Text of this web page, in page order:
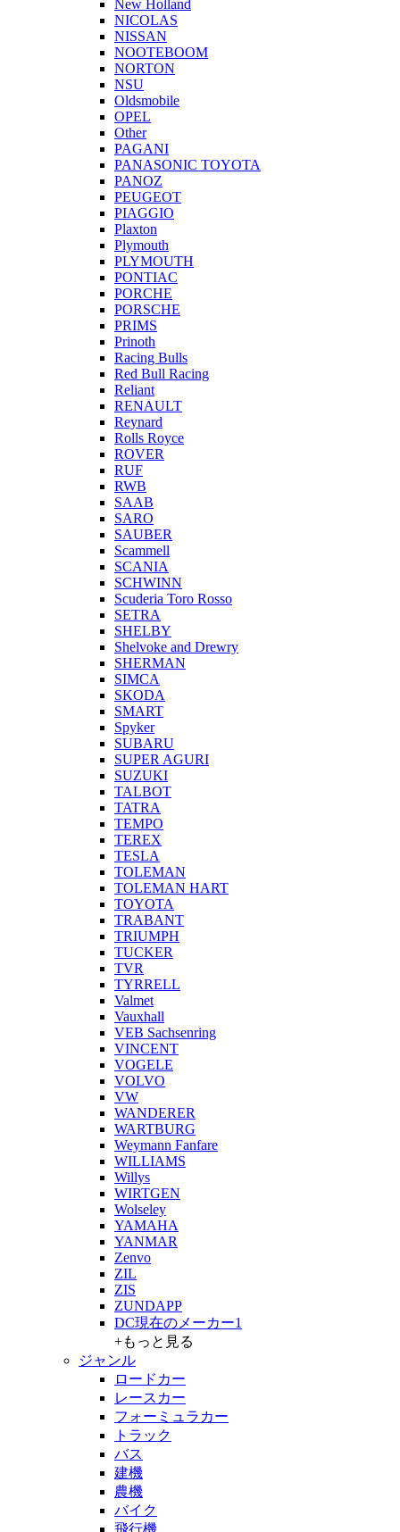
New Holland
NICOLAS
NISSAN
NOOTEBOOM
NORTON
NSU
Oldsmobile
OPEL
Other
PAGANI
PANASONIC TOYOTA
PANOZ
PEUGEOT
PIAGGIO
Plaxton
Plymouth
PLYMOUTH
PONTIAC
PORCHE
PORSCHE
PRIMS
Prinoth
Racing Bulls
Red Bull Racing
Reliant
RENAULT
Reynard
Rolls Royce
ROVER
RUF
RWB
SAAB
SARO
SAUBER
Scammell
SCANIA
SCHWINN
Scuderia Toro Rosso
SETRA
SHELBY
Shelvoke and Drewry
SHERMAN
SIMCA
SKODA
SMART
Spyker
SUBARU
SUPER AGURI
SUZUKI
TALBOT
TATRA
TEMPO
TEREX
TESLA
TOLEMAN
TOLEMAN HART
TOYOTA
TRABANT
TRIUMPH
TUCKER
TVR
TYRRELL
Valmet
Vauxhall
VEB Sachsenring
VINCENT
VOGELE
VOLVO
VW
WANDERER
WARTBURG
Weymann Fanfare
WILLIAMS
Willys
WIRTGEN
Wolseley
YAMAHA
YANMAR
Zenvo
ZIL
ZIS
ZUNDAPP
DC現在のメーカー1
+もっと見る
ジャンル
ロードカー
レースカー
フォーミュラカー
トラック
バス
建機
農機
バイク